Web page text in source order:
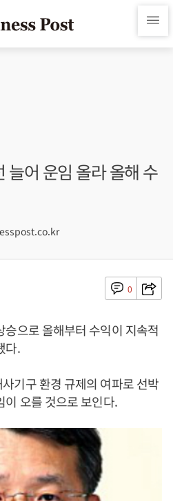
늘어 운임 올라 올해 수
0
으로 올해부터 수익이 지속적
다.
기구 환경 규제의 여파로 선박
오를 것으로 보인다.